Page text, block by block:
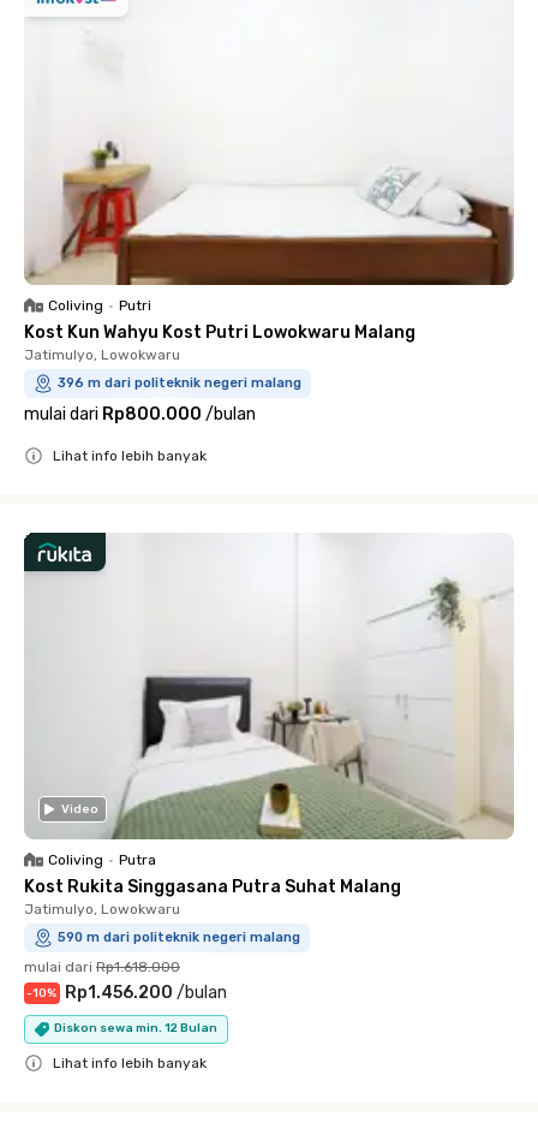
Coliving • Putri
Kost Kun Wahyu Kost Putri Lowokwaru Malang
Jatimulyo, Lowokwaru
396 m dari politeknik negeri malang
mulai dari Rp800.000 /bulan
Lihat info lebih banyak
Video
Coliving • Putra
Kost Rukita Singgasana Putra Suhat Malang
Jatimulyo, Lowokwaru
590 m dari politeknik negeri malang
mulai dari Rp1.618.000
-10% Rp1.456.200 /bulan
Diskon sewa min. 12 Bulan
Lihat info lebih banyak